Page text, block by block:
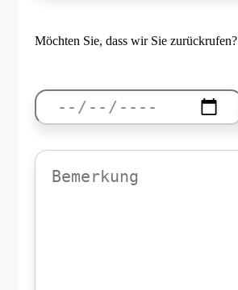
Möchten Sie, dass wir Sie zurückrufen?